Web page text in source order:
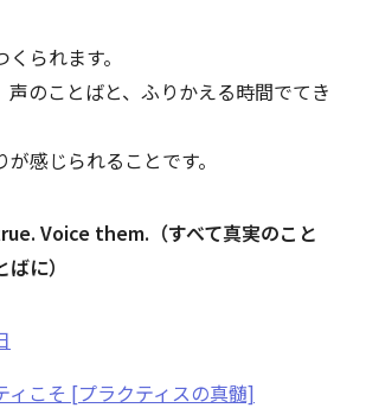
られます。
声のことばと、ふりかえる時間でてき
感じられることです。
Voice them.（すべて真実のこと
に）
ィこそ [プラクティスの真髄]